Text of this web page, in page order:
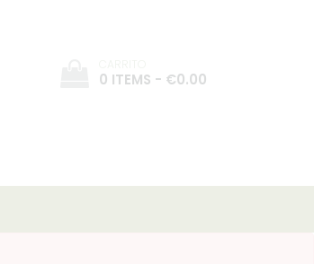
0 ITEMS - €0.00